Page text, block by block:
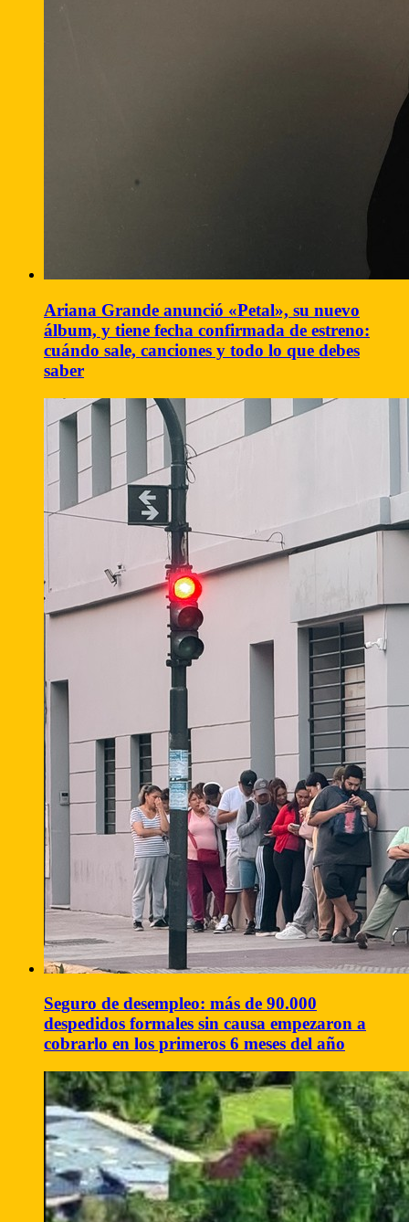
Ariana Grande anunció «Petal», su nuevo
álbum, y tiene fecha confirmada de estreno:
cuándo sale, canciones y todo lo que debes
saber
Seguro de desempleo: más de 90.000
despedidos formales sin causa empezaron a
cobrarlo en los primeros 6 meses del año